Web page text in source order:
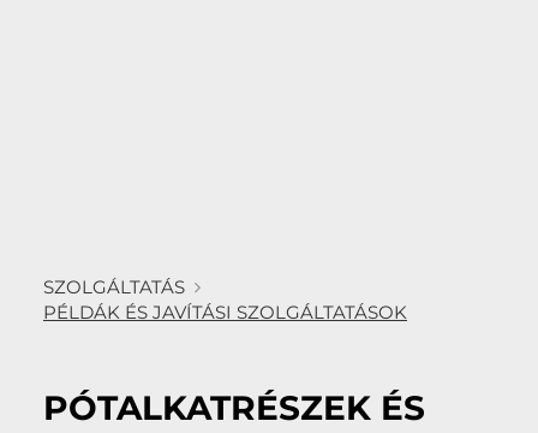
SZOLGÁLTATÁS
PÉLDÁK ÉS JAVÍTÁSI SZOLGÁLTATÁSOK
PÓTALKATRÉSZEK ÉS